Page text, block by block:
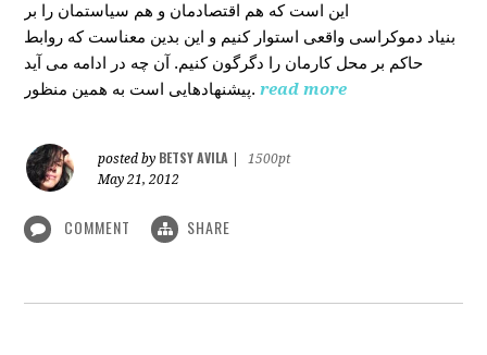
این است که هم اقتصادمان و هم سیاستمان را بر
بنیاد دموکراسی واقعی استوار کنیم و این بدین معناست که روابط
حاکم بر محل کارمان را دگرگون کنیم. آن چه در ادامه می آید
پیشنهادهایی است به همین منظور. read more
posted by BETSY AVILA
1500pt
May 21, 2012
COMMENT SHARE